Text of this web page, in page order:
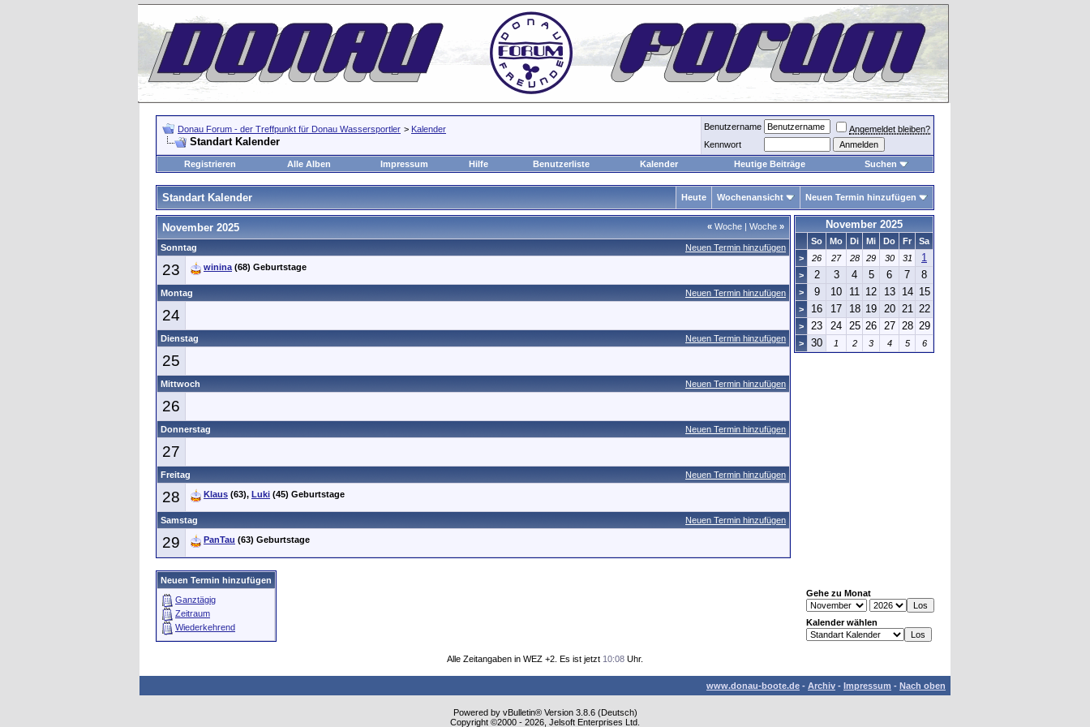
Donau Forum - der Treffpunkt für Donau Wassersportler > Kalender
Standart Kalender
Benutzername
Angemeldet bleiben?
Kennwort
Registrieren
Alle Alben Impressum Hilfe Benutzerliste Kalender Heutige Beiträge Suchen
Standart Kalender Heute Wochenansicht Neuen Termin hinzufügen
« Woche | Woche »
November 2025
Neuen Termin hinzufügen
Sonntag
23 winina(68) Geburtstage
Neuen Termin hinzufügen
Montag
24
Neuen Termin hinzufügen
Dienstag
25
Neuen Termin hinzufügen
Mittwoch
26
Neuen Termin hinzufügen
Donnerstag
27
Neuen Termin hinzufügen
Freitag
28 Klaus (63), Luki (45) Geburtstage
Neuen Termin hinzufügen
Samstag
29 PanTau (63) Geburtstage
November 2025
So Mo Di Mi Do Fr
Sa
>
26 27 28 29 30 31 1
> 2 3 4 5 6 7 8
> 9 10 11 12 13 14 15
> 16 17 18 19 20 21 22
> 23 24 25 26 27 28 29
> 30 1 2 3 4 5 6
Neuen Termin hinzufügen
Ganztägig
Zeitraum
Wiederkehrend
Gehe zu Monat
Kalender wählen
Alle Zeitangaben in WEZ +2. Es ist jetzt 10:08 Uhr.
www.donau-boote.de - Archiv - Impressum - Nach oben
Powered by vBulletin® Version 3.8.6 (Deutsch)
Copyright ©2000 - 2026, Jelsoft Enterprises Ltd.